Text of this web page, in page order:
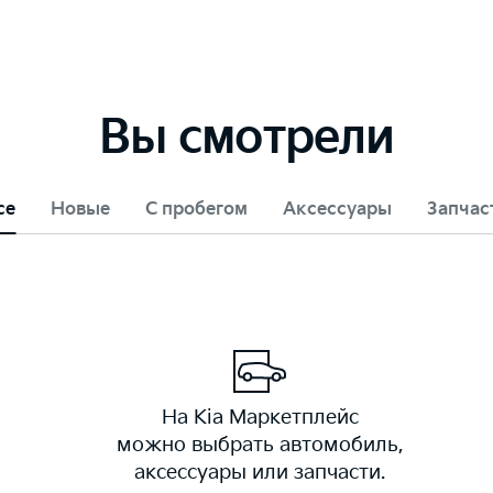
Вы смотрели
Новые С пробегом Аксессуары
На Kia Маркетплейс
можно выбрать автомобиль,
аксессуары или запчасти.